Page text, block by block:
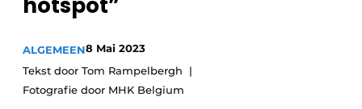
Privacy / Cookie statement
ALGEMEEN8 Mai 2023
Tekst door Tom Rampelbergh
Fotografie door MHK Belgium